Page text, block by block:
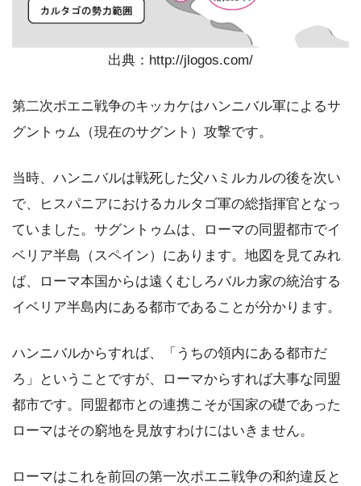
出典：http://jlogos.com/
第二次ポエニ戦争のキッカケはハンニバル軍によるサ
グントゥム（現在のサグント）攻撃です。
当時、ハンニバルは戦死した父ハミルカルの後を次い
で、ヒスパニアにおけるカルタゴ軍の総指揮官となっ
ていました。サグントゥムは、ローマの同盟都市でイ
ベリア半島（スペイン）にあります。地図を見てみれ
ば、ローマ本国からは遠くむしろバルカ家の統治する
イベリア半島内にある都市であることが分かります。
ハンニバルからすれば、「うちの領内にある都市だ
ろ」ということですが、ローマからすれば大事な同盟
都市です。同盟都市との連携こそが国家の礎であった
ローマはその窮地を見放すわけにはいきません。
ローマはこれを前回の第一次ポエニ戦争の和約違反と